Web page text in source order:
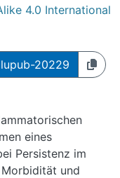
4.0 International
20229
eines
Persistenz im
und